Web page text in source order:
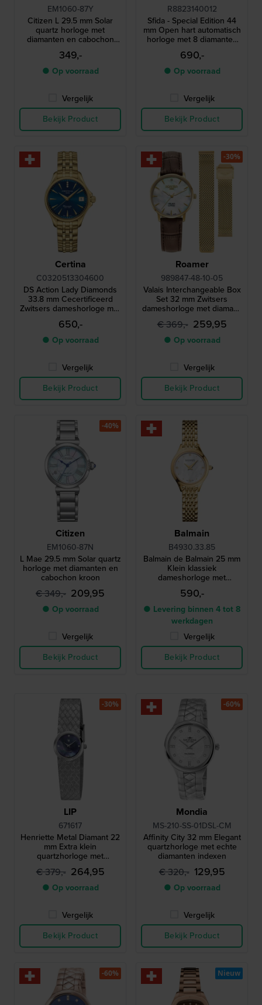
EM1060-87Y
Citizen L 29.5 mm Solar
quartz horloge met
diamanten en cabochon
kroon
349,-
● Op voorraad
Vergelijk
Bekijk Product
R8823140012
Sfida - Special Edition 44
mm Open hart automatisch
horloge met 8 diamanten
indexen en extra band
690,-
● Op voorraad
Vergelijk
Bekijk Product
Certina
C0320513304600
DS Action Lady Diamonds
33.8 mm Cecertificeerd
Zwitsers dameshorloge met
diamanten
650,-
● Op voorraad
Vergelijk
Bekijk Product
Roamer
989847-48-10-05
Valais Interchangeable Box
Set 32 mm Zwitsers
dameshorloge met diamant,
leren band en mesh-
armband
€ 369,- 259,95
● Op voorraad
Vergelijk
Bekijk Product
-30%
Citizen
EM1060-87N
L Mae 29.5 mm Solar quartz
horloge met diamanten en
cabochon kroon
€ 349,- 209,95
● Op voorraad
Vergelijk
Bekijk Product
-40%
Balmain
B4930.33.85
Balmain de Balmain 25 mm
Klein klassiek
dameshorloge met
diamanten en parelmoer
590,-
● Levering binnen 4 tot 8
werkdagen
Vergelijk
Bekijk Product
LIP
671617
Henriette Metal Diamant 22
mm Extra klein
quartzhorloge met
diamanten en een unieke
Milanese armband met
structuur
€ 379,- 264,95
● Op voorraad
Vergelijk
Bekijk Product
-30%
Mondia
MS-210-SS-01DSL-CM
Affinity City 32 mm Elegant
quartzhorloge met echte
diamanten indexen
€ 320,- 129,95
● Op voorraad
Vergelijk
Bekijk Product
-60%
-60% Nieuw